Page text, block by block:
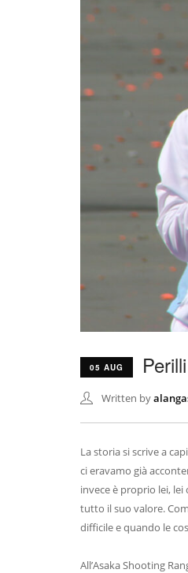
05 AUG
Written by
La storia si scrive a
ci eravamo già
invece è proprio lei,
tutto il suo valore.
difficile e quando le
All’Asaka Shooting